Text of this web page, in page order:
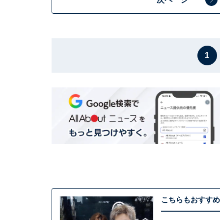
1
こちらもおすすめ